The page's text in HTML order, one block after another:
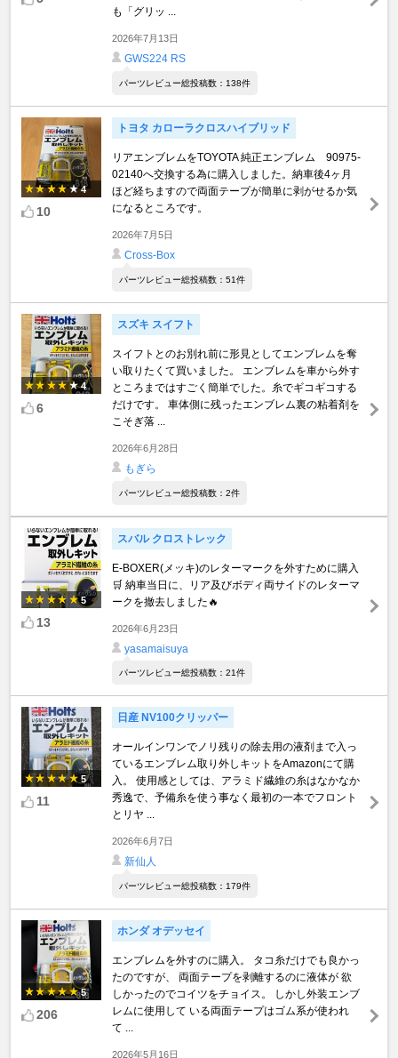
も「グリッ ...
2026年7月13日
GWS224 RS
パーツレビュー総投稿数：138件
4
10
トヨタ カローラクロスハイブリッド
リアエンブレムをTOYOTA 純正エンブレム 90975-
02140へ交換する為に購入しました。納車後4ヶ月
ほど経ちますので両面テープが簡単に剥がせるか気
になるところです。
2026年7月5日
Cross-Box
パーツレビュー総投稿数：51件
4
6
スズキ スイフト
スイフトとのお別れ前に形見としてエンブレムを奪
い取りたくて買いました。 エンブレムを車から外す
ところまではすごく簡単でした。糸でギコギコする
だけです。 車体側に残ったエンブレム裏の粘着剤を
こそぎ落 ...
2026年6月28日
もぎら
パーツレビュー総投稿数：2件
5
13
スバル クロストレック
E-BOXER(メッキ)のレターマークを外すために購入
🛒 納車当日に、リア及びボディ両サイドのレターマ
ークを撤去しました🔥
2026年6月23日
yasamaisuya
パーツレビュー総投稿数：21件
5
11
日産 NV100クリッパー
オールインワンでノリ残りの除去用の液剤まで入っ
ているエンブレム取り外しキットをAmazonにて購
入。 使用感としては、アラミド繊維の糸はなかなか
秀逸で、予備糸を使う事なく最初の一本でフロント
とリヤ ...
2026年6月7日
新仙人
パーツレビュー総投稿数：179件
5
206
ホンダ オデッセイ
エンブレムを外すのに購入。 タコ糸だけでも良かっ
たのですが、 両面テープを剥離するのに液体が 欲
しかったのでコイツをチョイス。 しかし外装エンブ
レムに使用して いる両面テープはゴム系が使われ
て ...
2026年5月16日